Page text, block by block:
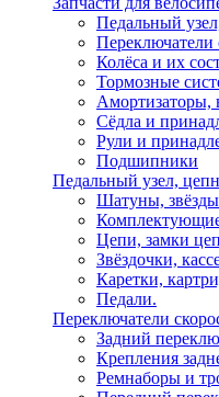
Педальный
Переключатели
Колёса и их
Тормозные
Амортизаторы,
Сёдла и
Рули и
Подшипники
Педальный узел,
Шатуны,
Цепи, замки
Звёздочки,
Каретки,
Педали.
Переключатели
Задний
Крепления
Ремнаборы и